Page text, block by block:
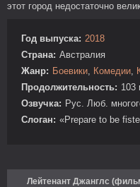
этот город недостаточно
Год выпуска: 2018
Страна: Австралия
Жанр: Боевики, Комедии,
Продолжительность: 103
Озвучка: Рус. Люб.
Слоган: «Prepare to be
Лейтенант Джанглс